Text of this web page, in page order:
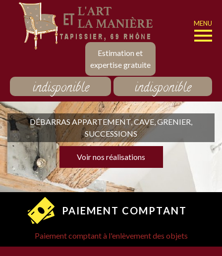
Estimation et
expertise gratuite
MENU
indisponible indisponible
DÉBARRAS APPARTEMENT, CAVE, GRENIER,
SUCCESSIONS
Voir nos réalisations
PAIEMENT COMPTANT
Paiement comptant à l'enlèvement des objets